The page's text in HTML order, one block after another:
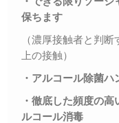
保ちます
（濃厚接触者と判
上の接触）
・アルコール除菌
・徹底した頻度の
ルコール消毒